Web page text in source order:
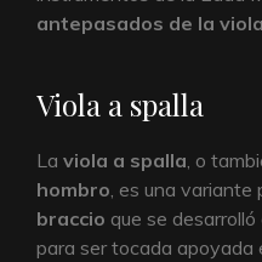
antepasados de la viola
Viola a spalla
La viola a spalla, o
hombro, es una variante
braccio que se
para ser tocada apoyada